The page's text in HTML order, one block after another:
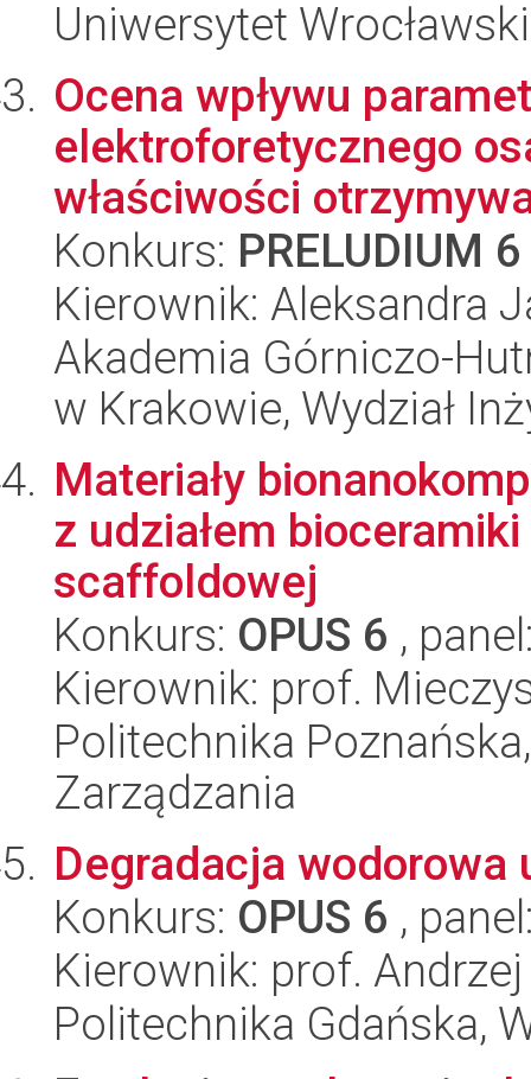
Uniwersytet
Ocena wpływu
elektroforetycznego
właściwości
Konkurs: PRELUDIUM 6
Kierownik: Aleksandra
Akademia Górniczo-
w Krakowie, Wydział
Materiały
z udziałem
scaffoldowej
Konkurs: OPUS 6 ,
Kierownik: prof.
Politechnika
Zarządzania
Degradacja
Konkurs: OPUS 6 ,
Kierownik: prof.
Politechnika Gdańska,